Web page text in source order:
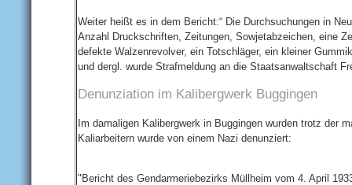
Weiter heißt es in dem Bericht:“ Die Durchsuchungen in
Anzahl Druckschriften, Zeitungen, Sowjetabzeichen, eine
defekte Walzenrevolver, ein Totschläger, ein kleiner
und dergl. wurde Strafmeldung an die Staatsanwaltschaft
Denunziation im Kalibergwerk Buggingen
Im damaligen Kalibergwerk in Buggingen wurden trotz der
Kaliarbeitern wurde von einem Nazi denunziert:
"Bericht des Gendarmeriebezirks Müllheim vom 4. April